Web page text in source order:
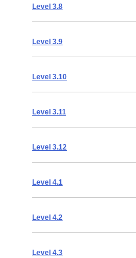
Level 3.8
Level 3.9
Level 3.10
Level 3.11
Level 3.12
Level 4.1
Level 4.2
Level 4.3